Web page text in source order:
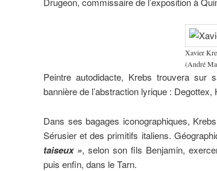
Xavier
(André
Peintre autodidacte, Krebs trouvera
bannière de l’abstraction lyrique :
Dans ses bagages iconographiques,
Sérusier et des primitifs italiens.
taiseux », ​selon son fils Benjamin,
puis enfin, dans le Tarn.